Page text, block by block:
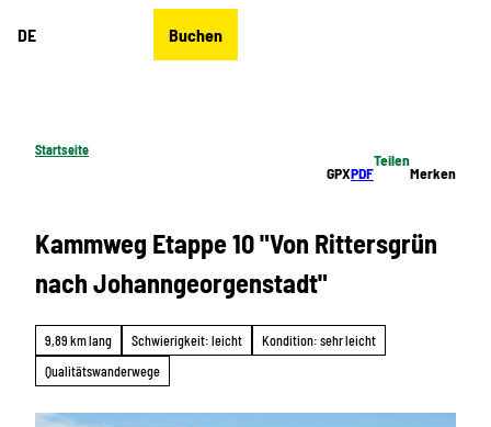
DE Buchen
Startseite
GPXPDF
Teilen
Merken
Kammweg Etappe 10 "Von Rittersgrün
nach Johanngeorgenstadt"
9,89 km lang Schwierigkeit: leicht
Kondition: sehr leicht
Qualitätswanderwege